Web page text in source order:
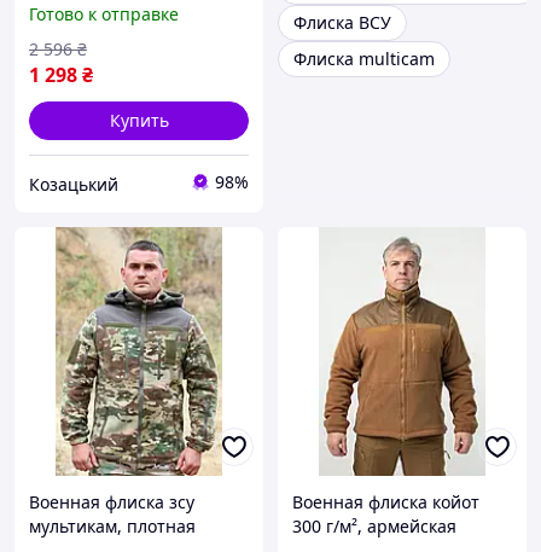
мужская флиска хаки 54
asovfji
Готово к отправке
1 298₴
2 596 ₴
Купить
Козацький 98%
Флиска ВСУ
Флиска multicam
Военная флиска зсу
мультикам, плотная
Военная флиска койот
300 г/м², армейская